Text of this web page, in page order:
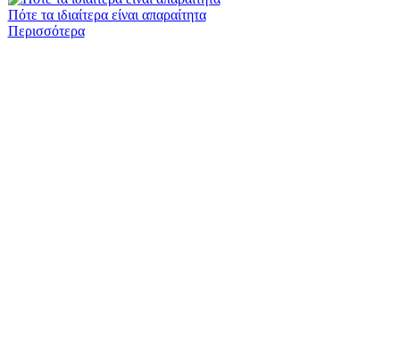
Πότε τα ιδιαίτερα είναι απαραίτητα
Περισσότερα